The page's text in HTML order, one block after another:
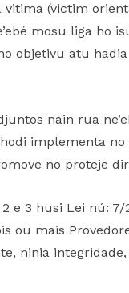
(victim
mosu liga ho
objetivu atu
nain rua
implementa
no proteje
e 3 husi Lei nú:
ou mais
ninia